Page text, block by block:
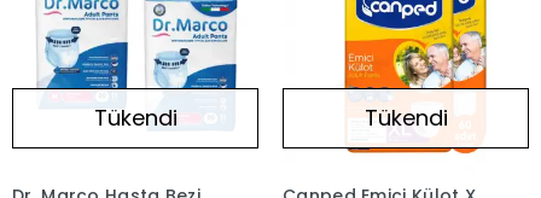
Tükendi Tükendi